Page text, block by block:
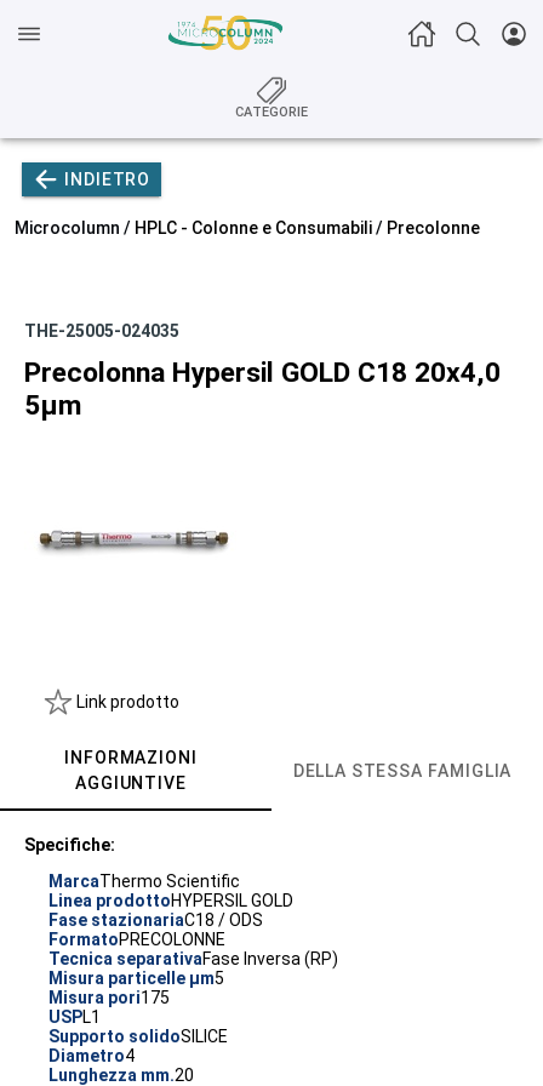
CATEGORIE
INDIETRO
Microcolumn / HPLC - Colonne e Consumabili/ Precolonne
THE-25005-024035
Precolonna Hypersil GOLD C18 20x4,0
5µm
Link prodotto
INFORMAZIONI
AGGIUNTIVE
DELLA STESSA FAMIGLIA
Specifiche:
MarcaThermo Scientific
Linea prodottoHYPERSIL GOLD
Fase stazionariaC18 / ODS
FormatoPRECOLONNE
Tecnica separativaFase Inversa (RP)
Misura particelle µm5
Misura pori175
USPL1
Supporto solidoSILICE
Diametro4
Lunghezza mm.20